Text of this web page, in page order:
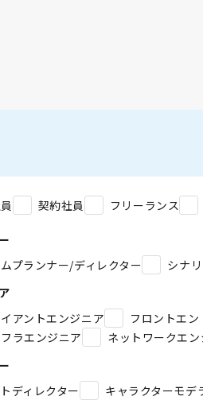
契約社員 フリーランス
プランナー/ディレクター
シナ
アントエンジニア
フロントエ
ラエンジニア
ネットワークエン
ディレクター
キャラクターモデ